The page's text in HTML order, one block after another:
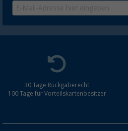
30 Tage Rückgaberecht
100 Tage für Vorteilskartenbesitzer